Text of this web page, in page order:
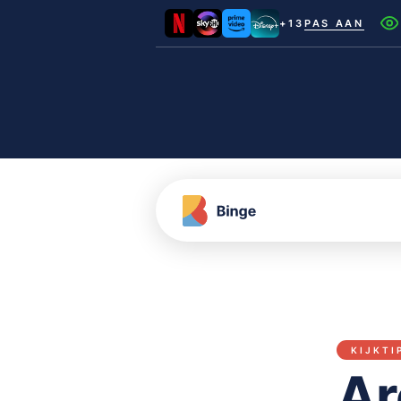
+13 PAS AAN
Netflix
KIJKTIP